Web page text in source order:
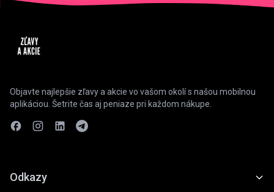
Objavte najlepšie zľavy a akcie vo vašom okolí s našou mobilnou
aplikáciou. Šetrite čas aj peniaze pri každom nákupe.
Odkazy